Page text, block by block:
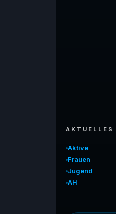
AKTUELLES
Aktive
Frauen
Jugend
AH